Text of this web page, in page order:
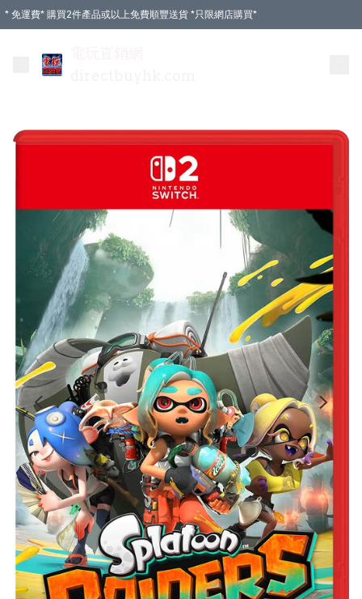
* 免運費* 購買2件產品或以上免費順豐送貨 *只限網店購買*